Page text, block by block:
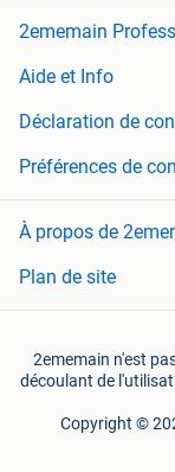
2ememain
Aide et Info
Déclaration de
Préférences de
À propos de
Plan de site
2ememain n'est
découlant de
Copyright ©